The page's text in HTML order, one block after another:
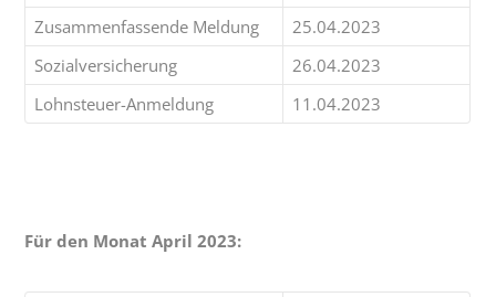
Zusammenfassende Meldung
25.04.2023
Sozialversicherung
26.04.2023
Lohnsteuer-Anmeldung
11.04.2023
Für den Monat April 2023: